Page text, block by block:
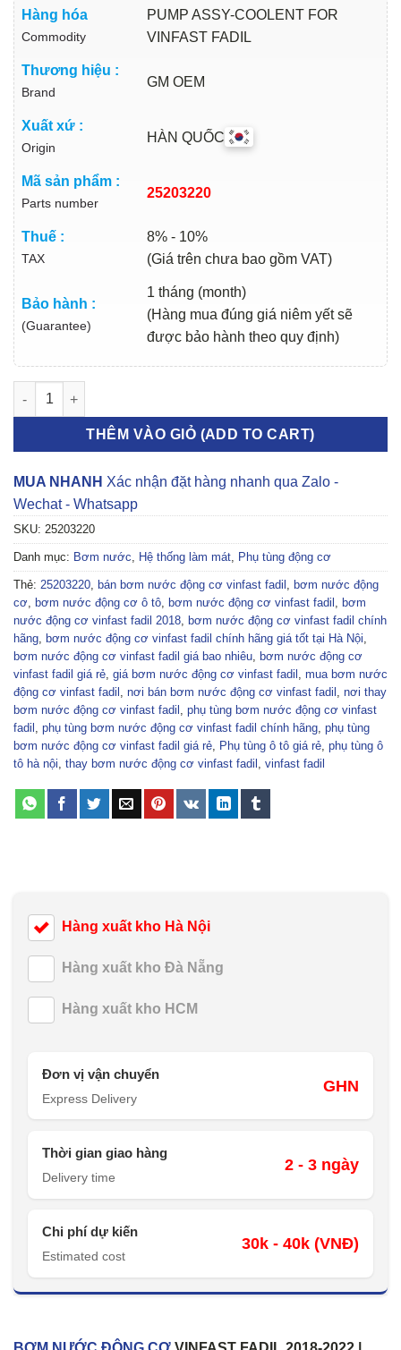
Hàng hóa
Commodity
PUMP ASSY-COOLENT FOR
VINFAST FADIL
Thương hiệu :
Brand
GM OEM
Xuất xứ :
Origin
HÀN QUỐC
Mã sản phẩm :
Parts number
25203220
Thuế :
TAX
8% - 10%
(Giá trên chưa bao gồm VAT)
Bảo hành :
(Guarantee)
1 tháng (month)
(Hàng mua đúng giá niêm yết sẽ
được bảo hành theo quy định)
BƠM NƯỚC ĐỘNG CƠ VINFAST FADIL 2018-2022 | 25203220
THÊM VÀO GIỎ (ADD TO CART)
MUA NHANH Xác nhận đặt hàng nhanh qua Zalo -
Wechat - Whatsapp
SKU: 25203220
Danh mục: Bơm nước, Hệ thống làm mát, Phụ tùng động cơ
Thẻ: 25203220, bán bơm nước động cơ vinfast fadil , bơm nước động
cơ, bơm nước động cơ ô tô, bơm nước động cơ vinfast fadil , bơm
nước động cơ vinfast fadil 2018, bơm nước động cơ vinfast fadil chính
hãng, bơm nước động cơ vinfast fadil chính hãng giá tốt tại Hà Nội,
bơm nước động cơ vinfast fadil giá bao nhiêu, bơm nước động cơ
vinfast fadil giá rẻ, giá bơm nước động cơ vinfast fadil , mua bơm nước
động cơ vinfast fadil , nơi bán bơm nước động cơ vinfast fadil , nơi thay
bơm nước động cơ vinfast fadil , phụ tùng bơm nước động cơ vinfast
fadil , phụ tùng bơm nước động cơ vinfast fadil chính hãng, phụ tùng
bơm nước động cơ vinfast fadil giá rẻ, Phụ tùng ô tô giá rẻ, phụ tùng ô
tô hà nội, thay bơm nước động cơ vinfast fadil , vinfast fadil
Hàng xuất kho Hà Nội
Hàng xuất kho Đà Nẵng
Hàng xuất kho HCM
Đơn vị vận chuyển
Express Delivery
GHN
Thời gian giao hàng
Delivery time
2 - 3 ngày
Chi phí dự kiến
Estimated cost
30k - 40k (VNĐ)